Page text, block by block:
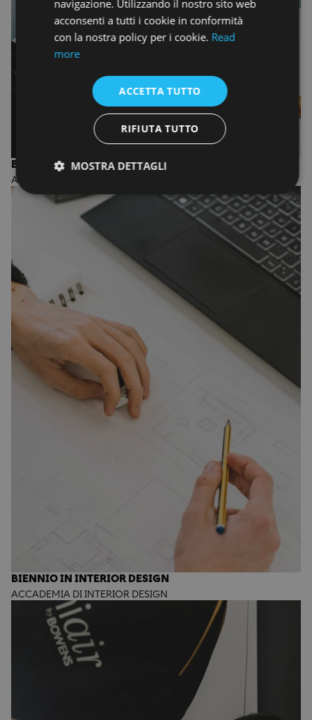
BIENNIO IN FASHION DESIGN AND MANAGEMENT
ACCADEMIA DI MODA
BIENNIO IN INTERIOR DESIGN
ACCADEMIA DI INTERIOR DESIGN
navigazione. Utilizzando il nostro sito web
acconsenti a tutti i cookie in conformità
con la nostra policy per i cookie. Read
more
ACCETTA TUTTO
RIFIUTA TUTTO
MOSTRA DETTAGLI